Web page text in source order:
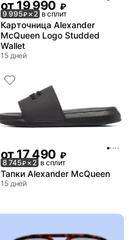
от19 990 ₽
9 995₽× 2 в сплит
Карточница Alexander
McQueen Logo Studded
Wallet
15 дней
от 17 490 ₽
8 745₽× 2 в сплит
Тапки Alexander McQueen
15 дней